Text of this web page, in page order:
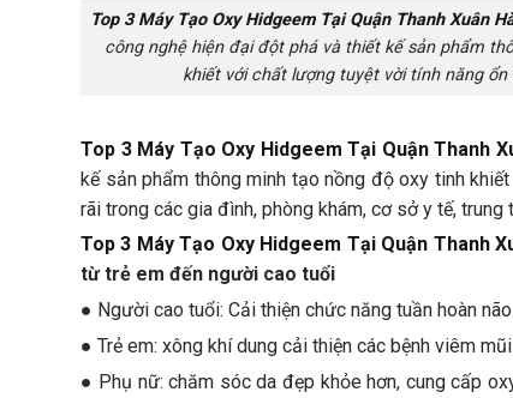
Top 3 Máy Tạo Oxy Hidgeem Tại Quận Thanh Xuân
công nghệ hiện đại đột phá và thiết kế sản phẩm
khiết với chất lượng tuyệt vời tính năng
Top 3 Máy Tạo Oxy Hidgeem Tại Quận Thanh
kế sản phẩm thông minh tạo nồng độ oxy tinh
rãi trong các gia đình, phòng khám, cơ sở y tế, trung
Top 3 Máy Tạo Oxy Hidgeem Tại Quận Thanh
từ trẻ em đến người cao tuổi
● Người cao tuổi: Cải thiện chức năng tuần hoàn
● Trẻ em: xông khí dung cải thiện các bệnh viêm
● Phụ nữ: chăm sóc da đẹp khỏe hơn, cung cấp